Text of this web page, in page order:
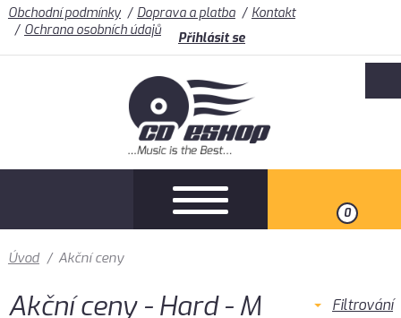
Obchodní podmínky Doprava a platba
Kontakt
Ochrana osobních údajů
Přihlásit se
0
Úvod / Akční ceny
Akční ceny - Hard - M Filtrování